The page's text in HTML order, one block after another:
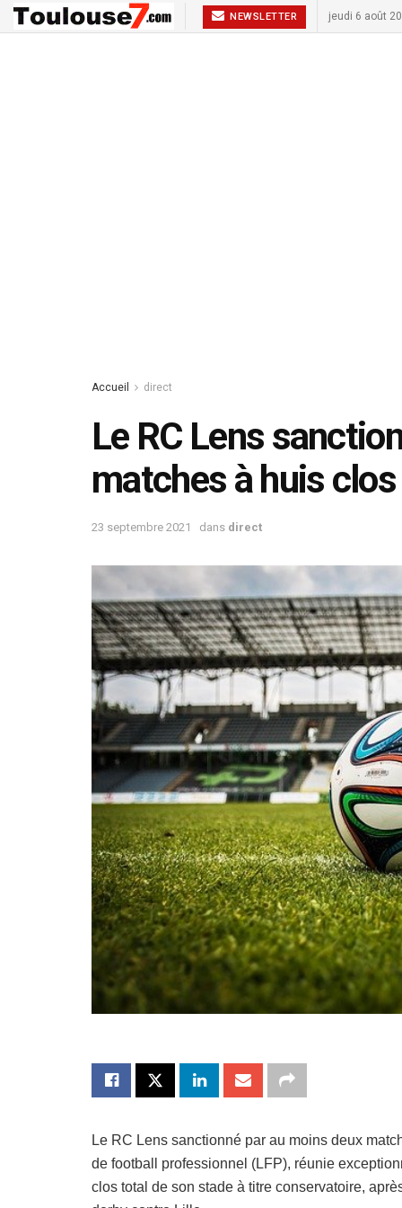
NEWSLETTER jeudi 6 août
Accueil direct
Le RC Lens
matches à huis clos
23 septembre 2021 dans direct
Le RC Lens sanctionné par au moins deux
de football professionnel (LFP), réunie
clos total de son stade à titre conservatoire,